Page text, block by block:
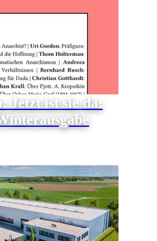
Jetzt ist sie da: